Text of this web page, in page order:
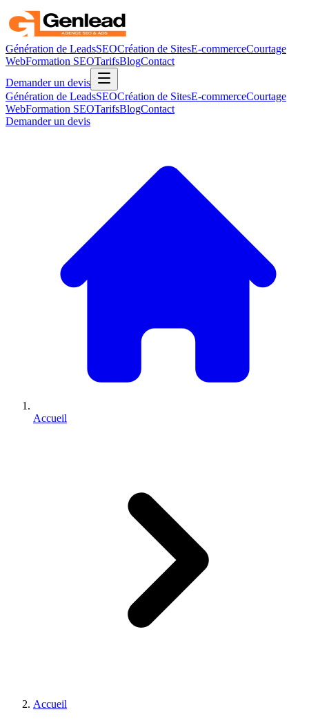
Génération de LeadsSEOCréation de SitesE-commerceCourtage
WebFormation SEOTarifsBlogContact
Demander un devis
Génération de LeadsSEOCréation de SitesE-commerceCourtage
WebFormation SEOTarifsBlogContact
Demander un devis
Accueil
Accueil